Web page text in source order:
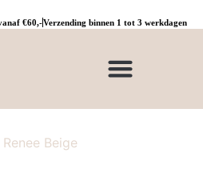
€60,-Verzending binnen 1 tot 3 werkdagen
Beige